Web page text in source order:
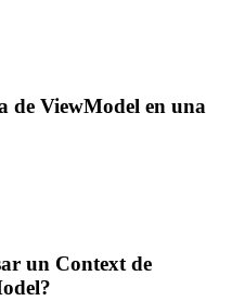
de ViewModel en una
un Context de